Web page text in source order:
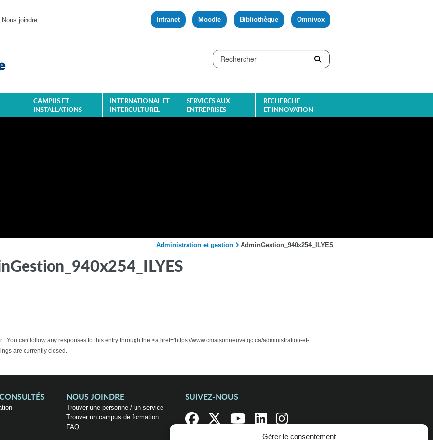
Gérer le consentement
Nous joindre Intranet Moodle Bibliothèque Omnivox
CAMPUS ET
INSTALLATIONS
INTERNATIONAL ET
INTERCULTUREL
SERVICES AUX
ENTREPRISES
RECHERCHE
ET INNOVATION
Administration et gestion AdminGestion_940x254_ILYES
can follow any responses to this entry through the <a href='https://www.cmaisonneuve.qc.ca/administration-et-
are currently closed.
NOUS JOINDRE
Trouver une personne / un service
Trouver un campus de formation
FAQ
SUIVEZ-NOUS